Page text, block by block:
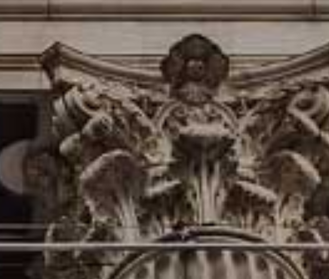
skúsenosti z finančných trhov.
Usilujeme sa o maximálnu objektivitu, aby naše hodnotenia vždy poskytli najlepší
návody, porovnania a recenzie, ktoré pomáhajú každému robiť lepšie investičné rozhodnutia.